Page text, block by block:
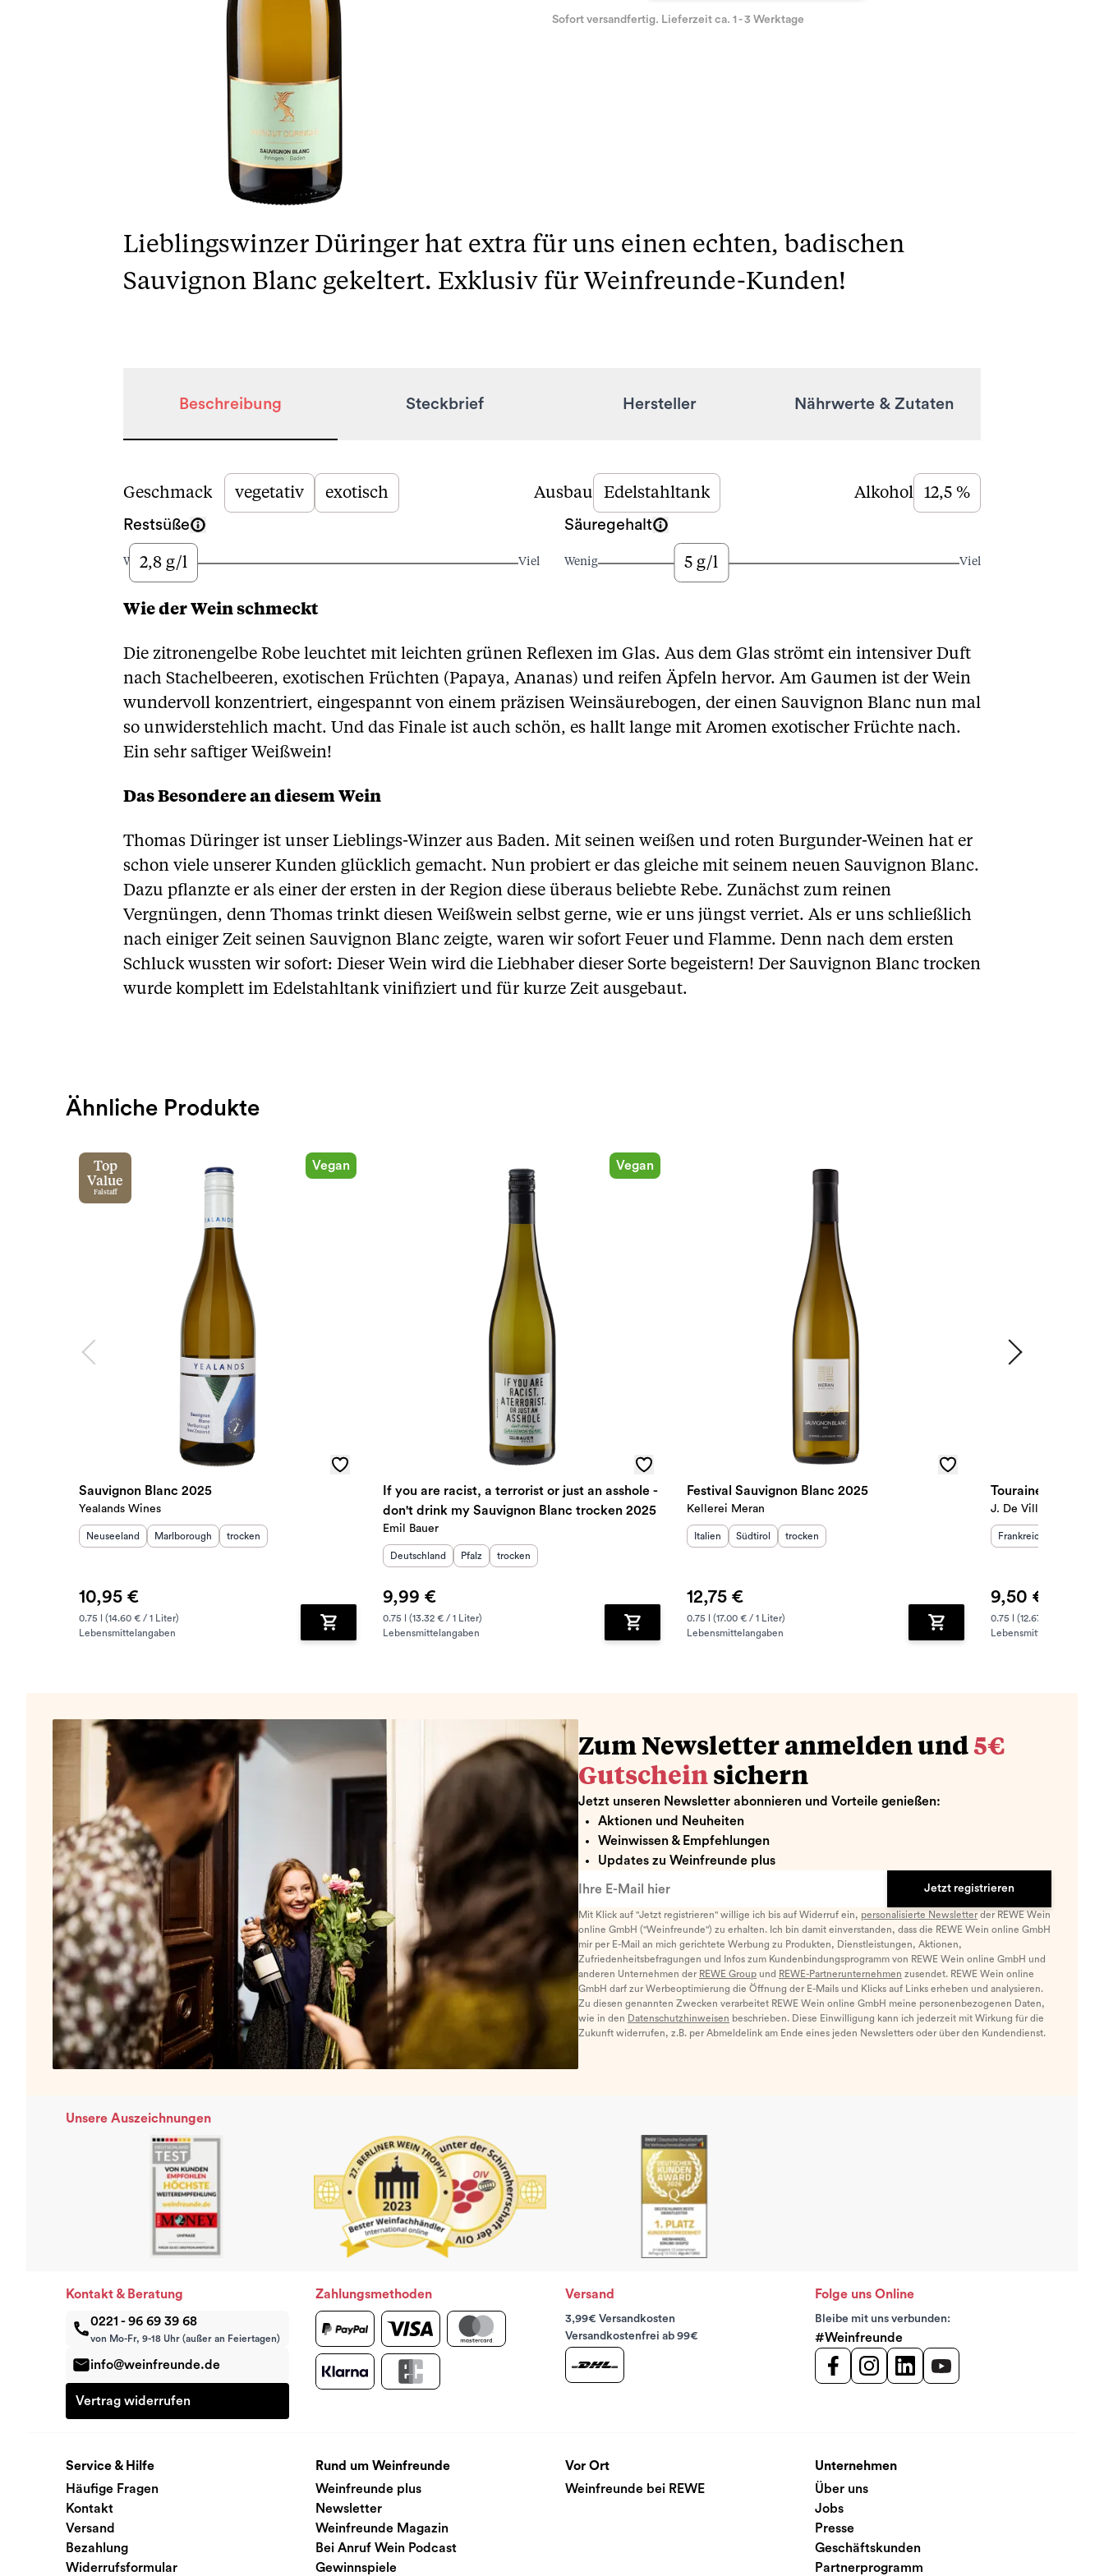
Sofort versandfertig. Lieferzeit ca. 1 - 3 Werktage
Lieblingswinzer Düringer hat extra für uns einen echten, badischen
Sauvignon Blanc gekeltert. Exklusiv für Weinfreunde-Kunden!
Beschreibung Steckbrief Hersteller Nährwerte & Zutaten
Beschreibung
Geschmack vegetativ exotisch Ausbau Edelstahltank Alkohol
12,5 %
Restsüße
Wenig2,8 g/l Viel
Säuregehalt
Wenig 5 g/l Viel
Wie der Wein schmeckt
Die zitronengelbe Robe leuchtet mit leichten grünen Reflexen im Glas. Aus dem Glas strömt ein intensiver Duft
nach Stachelbeeren, exotischen Früchten (Papaya, Ananas) und reifen Äpfeln hervor. Am Gaumen ist der Wein
wundervoll konzentriert, eingespannt von einem präzisen Weinsäurebogen, der einen Sauvignon Blanc nun mal
so unwiderstehlich macht. Und das Finale ist auch schön, es hallt lange mit Aromen exotischer Früchte nach.
Ein sehr saftiger Weißwein!
Das Besondere an diesem Wein
Thomas Düringer ist unser Lieblings-Winzer aus Baden. Mit seinen weißen und roten Burgunder-Weinen hat er
schon viele unserer Kunden glücklich gemacht. Nun probiert er das gleiche mit seinem neuen Sauvignon Blanc.
Dazu pflanzte er als einer der ersten in der Region diese überaus beliebte Rebe. Zunächst zum reinen
Vergnüngen, denn Thomas trinkt diesen Weißwein selbst gerne, wie er uns jüngst verriet. Als er uns schließlich
nach einiger Zeit seinen Sauvignon Blanc zeigte, waren wir sofort Feuer und Flamme. Denn nach dem ersten
Schluck wussten wir sofort: Dieser Wein wird die Liebhaber dieser Sorte begeistern! Der Sauvignon Blanc trocken
wurde komplett im Edelstahltank vinifiziert und für kurze Zeit ausgebaut.
Ähnliche Produkte
Top
Value
Falstaff
Vegan
Sauvignon Blanc 2025
Yealands Wines
Herkunftsland
Neuseeland Herkunftsregion :
Marlborough Geschmack
trocken
10,95 €
0.75 l (14.60 € / 1 Liter)
Lebensmittelangaben
Zum Warenkorb hinzufügen
Vegan
If you are racist, a terrorist or just an asshole -
don't drink my Sauvignon Blanc trocken 2025
Emil Bauer
Herkunftsland
Deutschland Herkunftsregion
Pfalz Geschmack
trocken
9,99 €
0.75 l (13.32 € / 1 Liter)
Lebensmittelangaben
Zum Warenkorb hinzufügen
Festival Sauvignon Blanc 2025
Kellerei Meran
Herkunftsland:
Italien Herkunftsregion:
Südtirol Geschmack
trocken
12,75 €
0.75 l (17.00 € / 1 Liter)
Lebensmittelangaben
Zum Warenkorb hinzufügen
J. De Villebois
Herkunftsland
Frankreich
9,50 €
0.75 l (12.67 € / 1 Liter)
Lebensmittelangaben
Zum Newsletter anmelden und 5€
Gutschein sichern
Jetzt unseren Newsletter abonnieren und Vorteile genießen:
Aktionen und Neuheiten
Weinwissen & Empfehlungen
Updates zu Weinfreunde plus
Jetzt registrieren
Mit Klick auf "Jetzt registrieren" willige ich bis auf Widerruf ein, personalisierte Newsletterder REWE Wein
online GmbH ("Weinfreunde") zu erhalten. Ich bin damit einverstanden, dass die REWE Wein online GmbH
mir per E-Mail an mich gerichtete Werbung zu Produkten, Dienstleistungen, Aktionen,
Zufriedenheitsbefragungen und Infos zum Kundenbindungsprogramm von REWE Wein online GmbH und
anderen Unternehmen der REWE Group und REWE-Partnerunternehmen zusendet. REWE Wein online
GmbH darf zur Werbeoptimierung die Öffnung der E-Mails und Klicks auf Links erheben und analysieren.
Zu diesen genannten Zwecken verarbeitet REWE Wein online GmbH meine personenbezogenen Daten,
wie in den Datenschutzhinweisen beschrieben. Diese Einwilligung kann ich jederzeit mit Wirkung für die
Zukunft widerrufen, z.B. per Abmeldelink am Ende eines jeden Newsletters oder über den Kundendienst.
Unsere Auszeichnungen
Kontakt & Beratung
0221 - 96 69 39 68
von Mo-Fr, 9-18 Uhr (außer an Feiertagen)
info@weinfreunde.de
Vertrag widerrufen
Zahlungsmethoden Versand
3,99€ Versandkosten
Versandkostenfrei ab 99€
Folge uns Online
Bleibe mit uns verbunden:
#Weinfreunde
Service & Hilfe
Häufige Fragen
Kontakt
Versand
Bezahlung
Widerrufsformular
Rund um Weinfreunde
Weinfreunde plus
Newsletter
Weinfreunde Magazin
Bei Anruf Wein Podcast
Gewinnspiele
Vor Ort
Weinfreunde bei REWE
Unternehmen
Über uns
Jobs
Presse
Geschäftskunden
Partnerprogramm